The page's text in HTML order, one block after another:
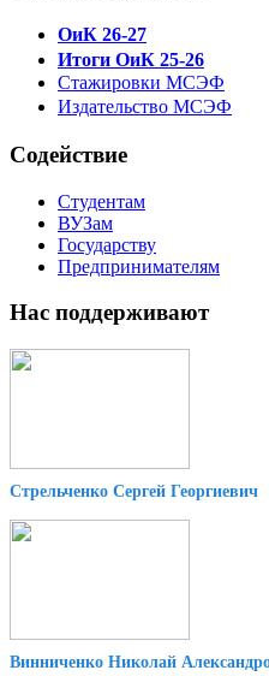
ОиК 26-27
Итоги ОиК 25-26
Стажировки МСЭФ
Издательство МСЭФ
Содействие
Студентам
ВУЗам
Государству
Предпринимателям
Нас поддерживают
Стрельченко Сергей Георгиевич
Винниченко Николай